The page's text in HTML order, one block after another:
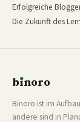
Erfolgreiche
Die Zukunft des
bınoro
Binoro ist im
andere sind in